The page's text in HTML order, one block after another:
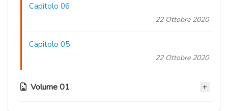
Capitolo 06
22 Ottobre 2020
Capitolo 05
22 Ottobre 2020
Volume 01